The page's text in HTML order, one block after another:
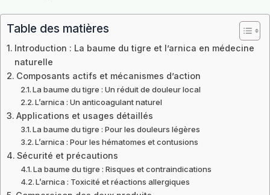
Table des matières
Introduction : La baume du tigre et l’arnica en médecine
naturelle
Composants actifs et mécanismes d’action
La baume du tigre : Un réduit de douleur local
L’arnica : Un anticoagulant naturel
Applications et usages détaillés
La baume du tigre : Pour les douleurs légères
L’arnica : Pour les hématomes et contusions
Sécurité et précautions
La baume du tigre : Risques et contraindications
L’arnica : Toxicité et réactions allergiques